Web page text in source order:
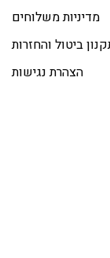
מדיניות משלוחים
ביטול והחזרות
הצהרת נגישות